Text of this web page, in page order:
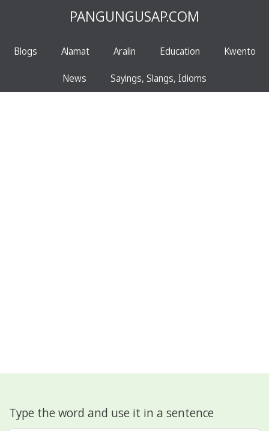
PANGUNGUSAP.COM
Blogs Alamat Aralin Education Kwento
News Sayings, Slangs, Idioms
Type the word and use it in a sentence